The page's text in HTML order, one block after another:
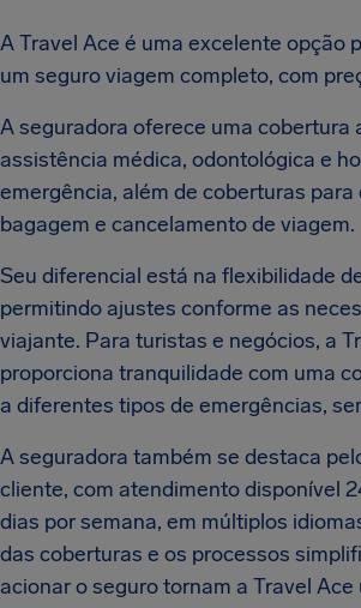
A Travel Ace é uma excelente opção
um seguro viagem completo, com
A seguradora oferece uma cobertura
assistência médica, odontológica e
emergência, além de coberturas para
bagagem e cancelamento de viagem.
Seu diferencial está na flexibilidade
permitindo ajustes conforme as
viajante. Para turistas e negócios, a
proporciona tranquilidade com uma
a diferentes tipos de emergências,
A seguradora também se destaca
cliente, com atendimento disponível
dias por semana, em múltiplos
das coberturas e os processos
acionar o seguro tornam a Travel Ace